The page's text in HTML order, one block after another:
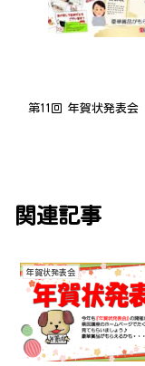
第11回 年賀状発表会
関連記事
年賀状発表会